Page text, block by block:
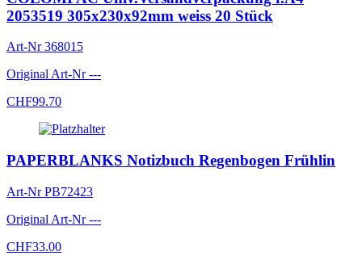
2053519 305x230x92mm weiss 20 Stück
Art-Nr368015
Original Art-Nr---
CHF99.70
PAPERBLANKS Notizbuch Regenbogen Frühlin
Art-NrPB72423
Original Art-Nr---
CHF33.00